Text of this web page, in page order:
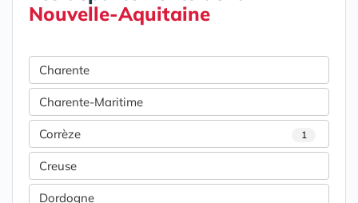
Nouvelle-Aquitaine
Charente
Charente-Maritime
Corrèze 1
Creuse
Dordogne